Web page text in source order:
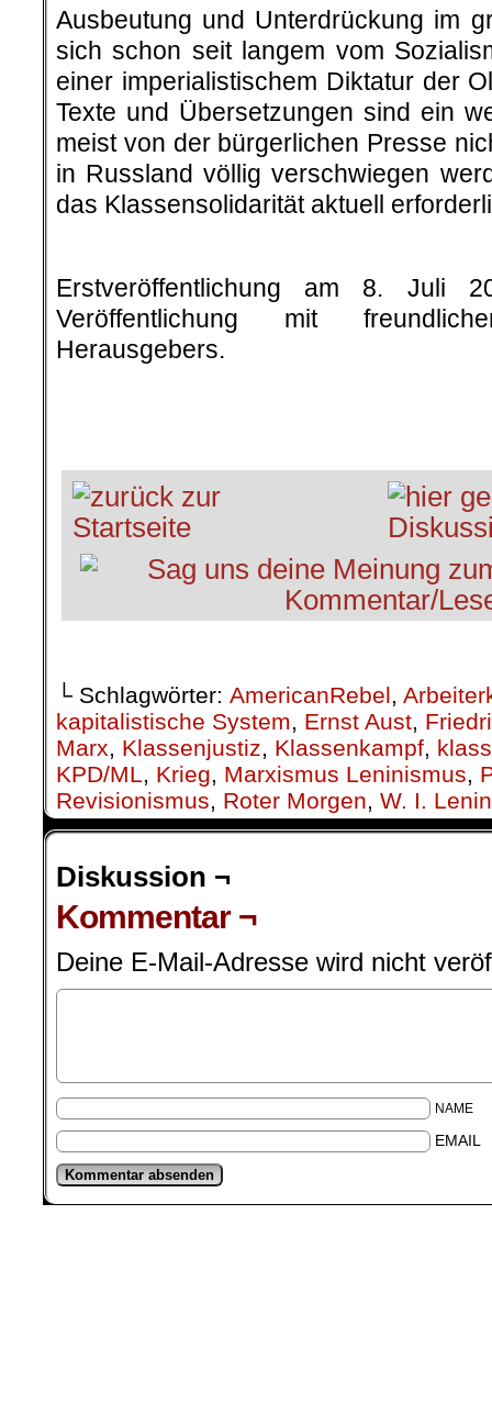
Ausbeutung und Unterdrückung im
sich schon seit langem vom
einer imperialistischem Diktatur der
Texte und Übersetzungen sind ein
meist von der bürgerlichen Presse
in Russland völlig verschwiegen
das Klassensolidarität aktuell
Erstveröffentlichung am 8. Juli
Veröffentlichung mit
Herausgebers.
└ Schlagwörter: AmericanRebel,
kapitalistische System, Ernst Aust,
Marx, Klassenjustiz, Klassenkampf,
KPD/ML, Krieg, Marxismus Leninismus,
Revisionismus, Roter Morgen, W. I. Lenin
Diskussion ¬
Kommentar ¬
Deine E-Mail-Adresse wird nicht
NAME
EMAIL